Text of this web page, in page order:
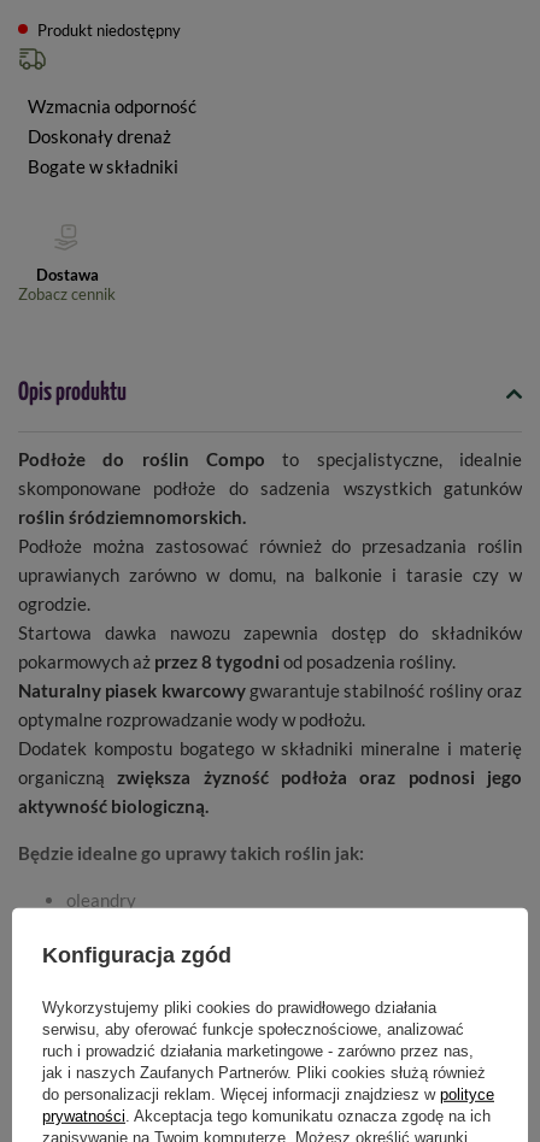
Produkt niedostępny
Wzmacnia odporność
Doskonały drenaż
Bogate w składniki
Dostawa
Zobacz cennik
Opis produktu
Podłoże do roślin Compo to specjalistyczne, idealnie
skomponowane podłoże do sadzenia wszystkich gatunków
roślin śródziemnomorskich.
Podłoże można zastosować również do przesadzania roślin
uprawianych zarówno w domu, na balkonie i tarasie czy w
ogrodzie.
Startowa dawka nawozu zapewnia dostęp do składników
pokarmowych aż przez 8 tygodni od posadzenia rośliny.
Naturalny piasek kwarcowygwarantuje stabilność rośliny oraz
optymalne rozprowadzanie wody w podłożu.
Dodatek kompostu bogatego w składniki mineralne i materię
organicznązwiększa żyzność podłoża oraz podnosi jego
aktywność biologiczną.
Będzie idealne go uprawy takich roślin jak:
oleandry
figi
Dawkowanie:
Doniczki
POKAŻ WIĘCEJ
Cechy produktu
Konfiguracja zgód
Wykorzystujemy pliki cookies do prawidłowego działania
serwisu, aby oferować funkcje społecznościowe, analizować
ruch i prowadzić działania marketingowe - zarówno przez nas,
jak i naszych Zaufanych Partnerów. Pliki cookies służą również
do personalizacji reklam. Więcej informacji znajdziesz w polityce
prywatności . Akceptacja tego komunikatu oznacza zgodę na ich
zapisywanie na Twoim komputerze. Możesz określić warunki